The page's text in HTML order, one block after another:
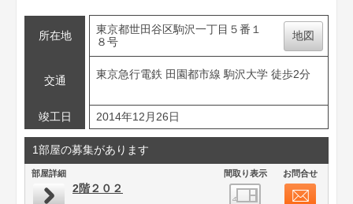
所在地
東京都世田谷区駒沢一丁目５番１
８号
地図
交通
東京急行電鉄 田園都市線 駒沢大学 徒歩2分
竣工日 2014年12月26日
1部屋の募集があります
部屋詳細 間取り表示 お問合せ
2階２０２